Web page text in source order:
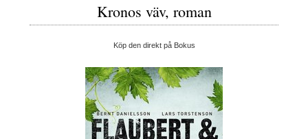
Kronos väv, roman
Köp den direkt på Bokus